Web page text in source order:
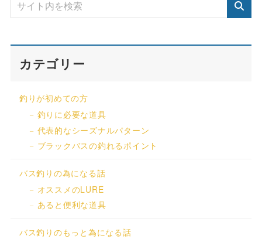
カテゴリー
釣りが初めての方
釣りに必要な道具
代表的なシーズナルパターン
ブラックバスの釣れるポイント
バス釣りの為になる話
オススメのLURE
あると便利な道具
バス釣りのもっと為になる話